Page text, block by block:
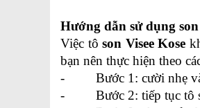
Hướng dẫn sử dụng son
Việc tô son Visee Kose
bạn nên thực hiện theo
-         Bước 1: cười
-         Bước 2: tiếp